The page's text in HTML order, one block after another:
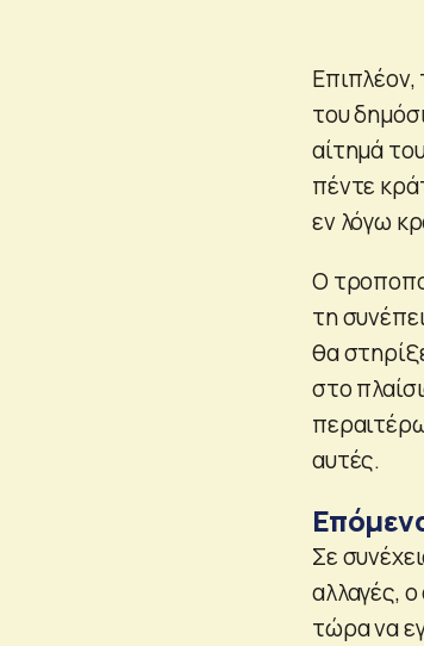
Επιπλέον,
του
αίτημά
πέντε
εν λόγω
Ο
τη
θα
στο
αυτές.
Σε
αλλαγές,
τώρα να